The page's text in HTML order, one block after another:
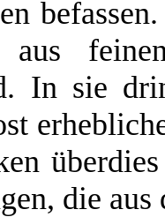
aus
In sie
die